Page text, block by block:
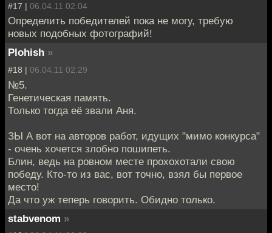
#17 | 06.04.11 02:04
Определить победителей пока не могу, требую
новых подобных фотографий!
Plohish »
#18 | 06.04.11 02:29
№5.
Генетическая память.
Только тогда её звали Аня.
ЗЫ А вот на авторов работ, идущих "мимо конкурса"
- очень хочется злобно пошипеть.
Блин, ведь на ровном месте прохохотали свою
победу. Кто-то из вас, вот точно, взял бы первое
место!
Да что уж теперь говорить. Обидно только.
stabvenom »